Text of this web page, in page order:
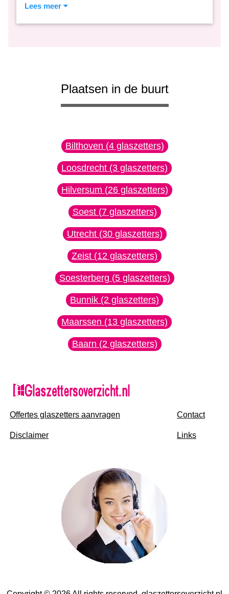
Lees meer
Plaatsen in de buurt
Bilthoven (4 glaszetters)
Loosdrecht (3 glaszetters)
Hilversum (26 glaszetters)
Soest (7 glaszetters)
Utrecht (30 glaszetters)
Zeist (12 glaszetters)
Soesterberg (5 glaszetters)
Bunnik (2 glaszetters)
Maarssen (13 glaszetters)
Baarn (2 glaszetters)
Offertes glaszetters aanvragen
Disclaimer
Contact
Links